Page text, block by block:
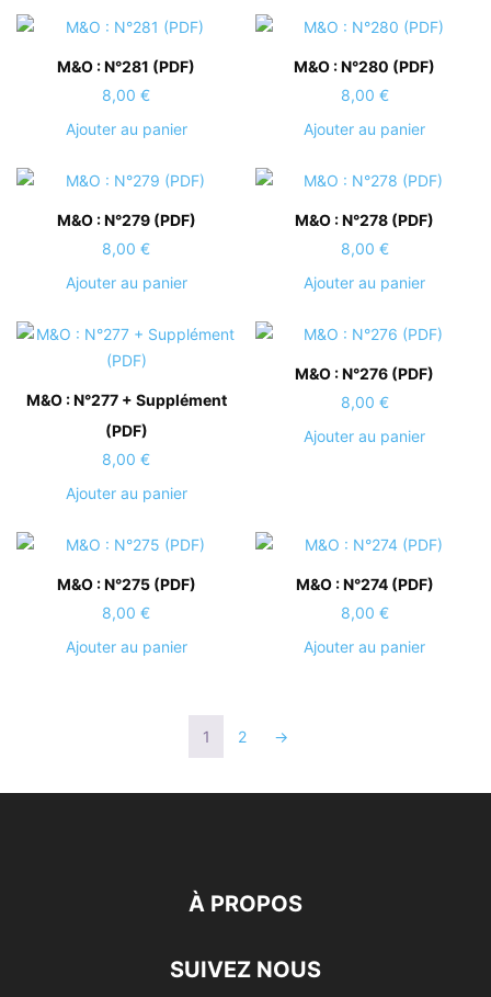
M&O : N°281 (PDF)
8,00€
Ajouter au panier
M&O : N°280 (PDF)
8,00 €
Ajouter au panier
M&O : N°279 (PDF)
8,00€
Ajouter au panier
M&O : N°278 (PDF)
8,00 €
Ajouter au panier
M&O : N°277 + Supplément
(PDF)
8,00€
Ajouter au panier
M&O : N°276 (PDF)
8,00 €
Ajouter au panier
M&O : N°275 (PDF)
8,00€
Ajouter au panier
M&O : N°274 (PDF)
8,00 €
Ajouter au panier
1 2 →
À PROPOS
SUIVEZ NOUS